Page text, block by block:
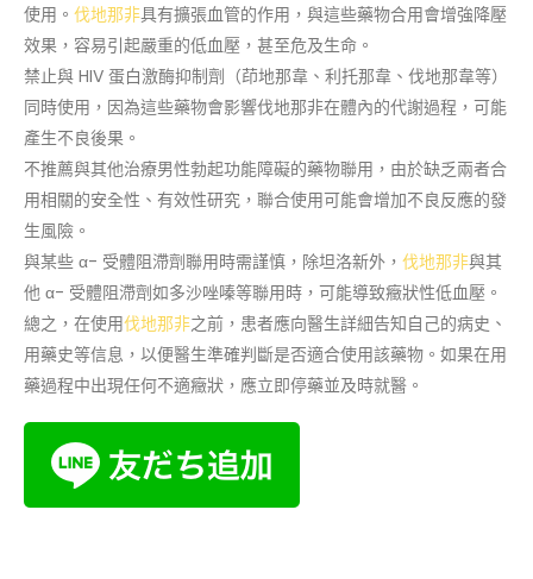
使用。 伐地那非具有擴張血管的作用，與這些藥物合用會增強降壓
效果，容易引起嚴重的低血壓，甚至危及生命。
禁止與 HIV 蛋白激酶抑制劑（茚地那韋、利托那韋、伐地那韋等）
同時使用，因為這些藥物會影響伐地那非在體內的代謝過程，可能
產生不良後果。
不推薦與其他治療男性勃起功能障礙的藥物聯用，由於缺乏兩者合
用相關的安全性、有效性研究，聯合使用可能會增加不良反應的發
生風險。
與某些 α- 受體阻滯劑聯用時需謹慎，除坦洛新外， 伐地那非與其
他 α- 受體阻滯劑如多沙唑嗪等聯用時，可能導致癥狀性低血壓。
總之，在使用伐地那非之前，患者應向醫生詳細告知自己的病史、
用藥史等信息，以便醫生準確判斷是否適合使用該藥物。如果在用
藥過程中出現任何不適癥狀，應立即停藥並及時就醫。